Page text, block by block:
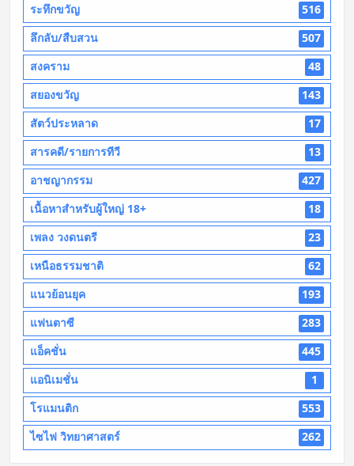
ระทึกขวัญ
516
ลึกลับ/สืบสวน
507
สงคราม
48
สยองขวัญ
143
สัตว์ประหลาด
17
สารคดี/รายการทีวี
13
อาชญากรรม
427
เนื้อหาสำหรับผู้ใหญ่ 18+
18
เพลง วงดนตรี
23
เหนือธรรมชาติ
62
แนวย้อนยุค
193
แฟนตาซี
283
แอ็คชั่น
445
แอนิเมชั่น
1
โรแมนติก
553
ไซไฟ วิทยาศาสตร์
262